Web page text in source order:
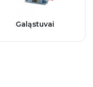
Galąstuvai